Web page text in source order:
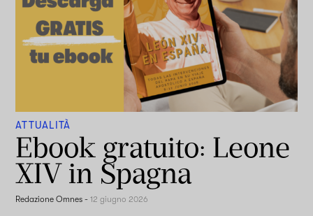
ATTUALITÀ
Ebook gratuito: Leone
XIV in Spagna
Redazione Omnes -12 giugno 2026